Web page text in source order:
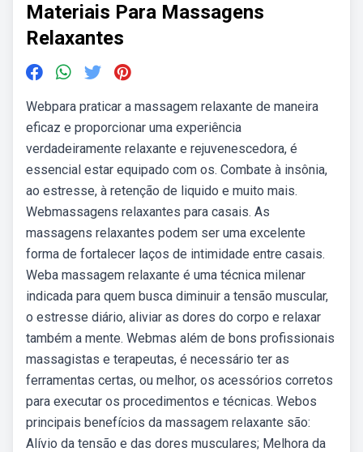
Materiais Para Massagens
Relaxantes
Webpara praticar a massagem relaxante de maneira
eficaz e proporcionar uma experiência
verdadeiramente relaxante e rejuvenescedora, é
essencial estar equipado com os. Combate à insônia,
ao estresse, à retenção de liquido e muito mais.
Webmassagens relaxantes para casais. As
massagens relaxantes podem ser uma excelente
forma de fortalecer laços de intimidade entre casais.
Weba massagem relaxante é uma técnica milenar
indicada para quem busca diminuir a tensão muscular,
o estresse diário, aliviar as dores do corpo e relaxar
também a mente. Webmas além de bons profissionais
massagistas e terapeutas, é necessário ter as
ferramentas certas, ou melhor, os acessórios corretos
para executar os procedimentos e técnicas. Webos
principais benefícios da massagem relaxante são:
Alívio da tensão e das dores musculares; Melhora da